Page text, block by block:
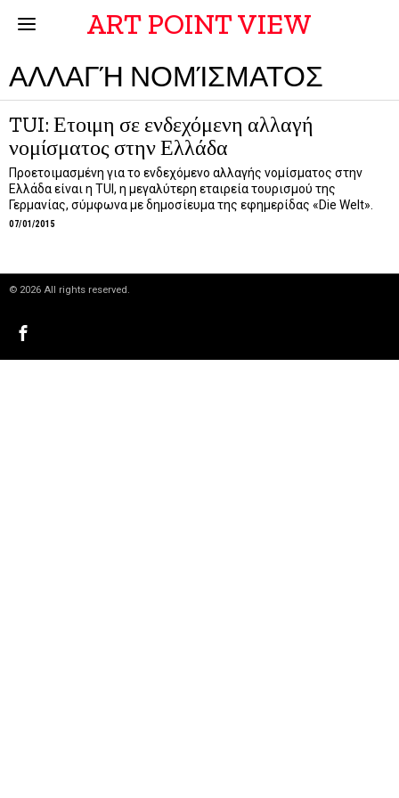
ART POINT VIEW
ΑΛΛΑΓΉ ΝΟΜΊΣΜΑΤΟΣ
TUI: Ετοιμη σε ενδεχόμενη αλλαγή
νομίσματος στην Ελλάδα
Προετοιμασμένη για το ενδεχόμενο αλλαγής νομίσματος στην
Ελλάδα είναι η TUI, η μεγαλύτερη εταιρεία τουρισμού της
Γερμανίας, σύμφωνα με δημοσίευμα της εφημερίδας «Die Welt».
07/01/2015
© 2026 All rights reserved.